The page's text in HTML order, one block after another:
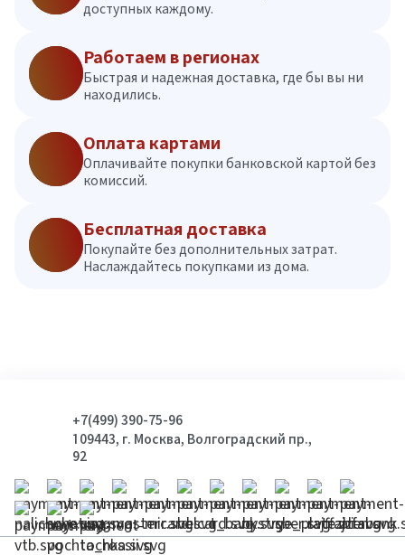
доступных каждому.
Работаем в регионах
Быстрая и надежная доставка, где бы вы ни
находились.
Оплата картами
Оплачивайте покупки банковской картой без
комиссий.
Бесплатная доставка
Покупайте без дополнительных затрат.
Наслаждайтесь покупками из дома.
+7(499) 390-75-96
109443, г. Москва, Волгоградский пр.,
92